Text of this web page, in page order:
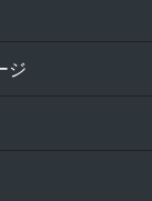
ジ